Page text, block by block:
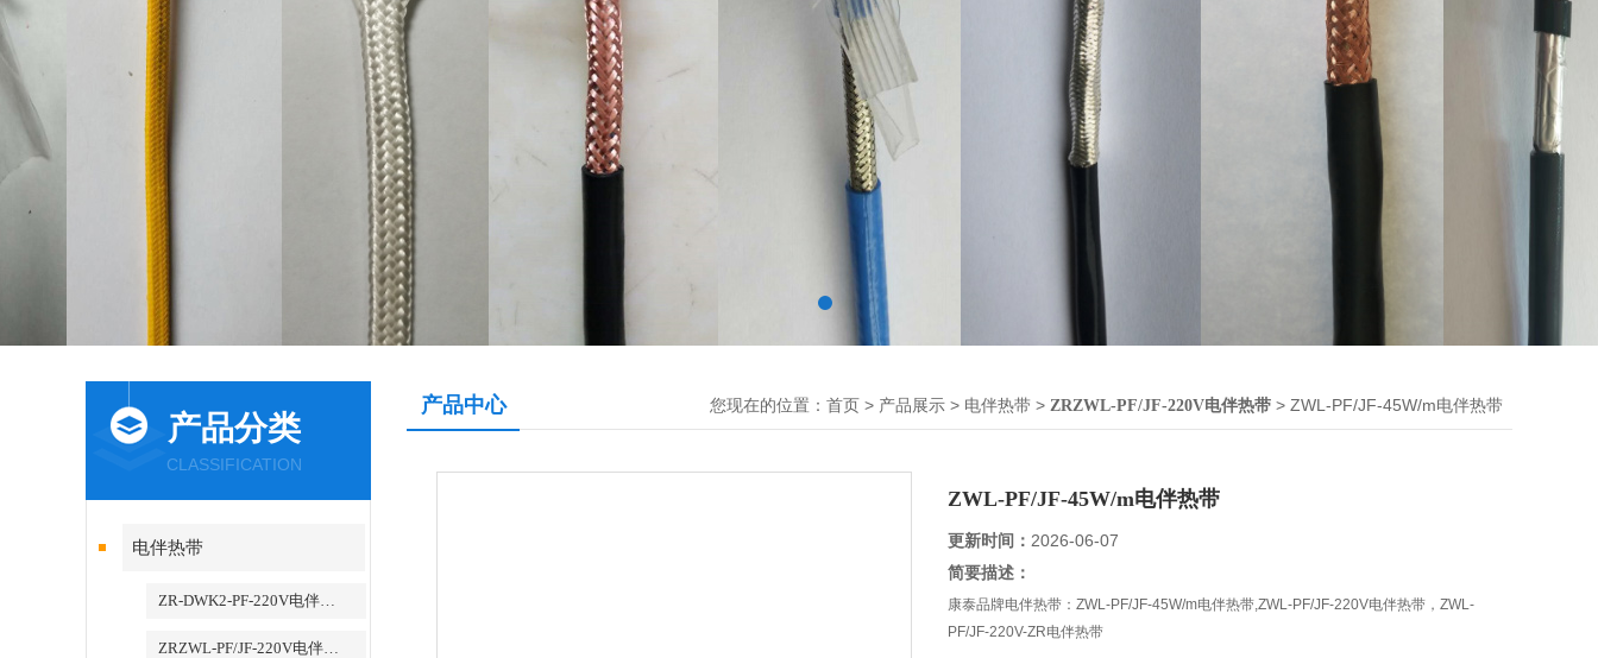
产品分类
CLASSIFICATION
电伴热带
ZR-DWK2-PF-220V电伴热带
ZRZWL-PF/JF-220V电伴热带
产品中心 您现在的位置： 首页 > 产品展示 > 电伴热带 > ZRZWL-PF/JF-220V电伴热带 > ZWL-PF/JF-45W/m电伴热带
ZWL-PF/JF-45W/m电伴热带
更新时间： 2026-06-07
简要描述：
康泰品牌电伴热带：ZWL-PF/JF-45W/m电伴热带,ZWL-PF/JF-220V电伴热带，ZWL-
PF/JF-220V-ZR电伴热带